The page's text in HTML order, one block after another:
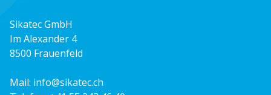
Sikatec GmbH
Im Alexander 4
8500 Frauenfeld
Mail: info@sikatec.ch